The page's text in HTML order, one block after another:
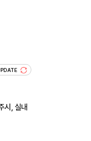
시, 실내